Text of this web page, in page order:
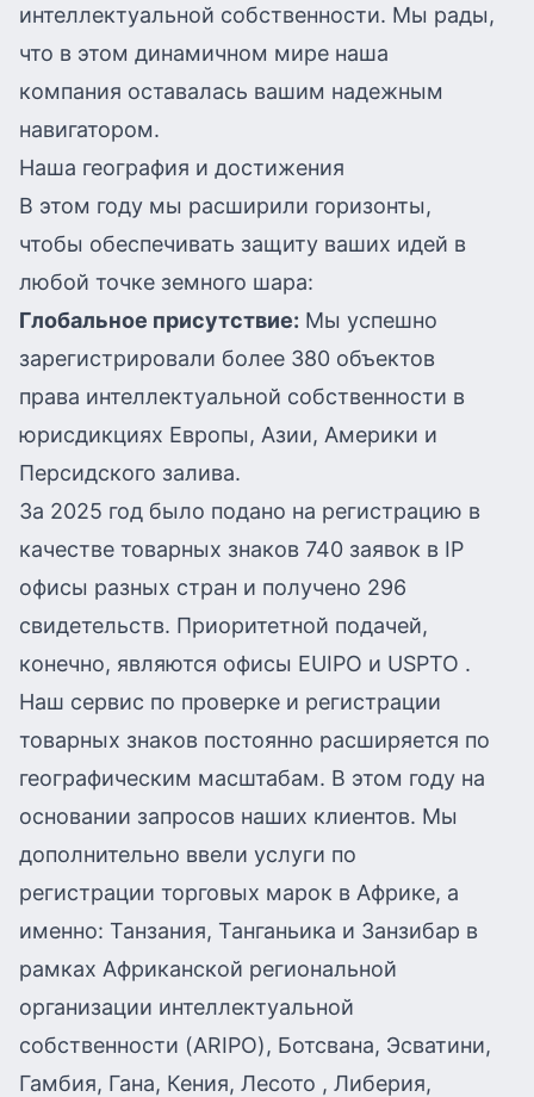
интеллектуальной собственности. Мы рады,
что в этом динамичном мире наша
компания оставалась вашим надежным
навигатором.
Наша география и достижения
В этом году мы расширили горизонты,
чтобы обеспечивать защиту ваших идей в
любой точке земного шара:
Глобальное присутствие: Мы успешно
зарегистрировали более 380 объектов
права интеллектуальной собственности в
юрисдикциях Европы, Азии, Америки и
Персидского залива.
За 2025 год было подано на регистрацию в
качестве товарных знаков 740 заявок в IP
офисы разных стран и получено 296
свидетельств. Приоритетной подачей,
конечно, являются офисы EUIPO и USPTO .
Наш сервис по проверке и регистрации
товарных знаков постоянно расширяется по
географическим масштабам. В этом году на
основании запросов наших клиентов. Мы
дополнительно ввели услуги по
регистрации торговых марок в Африке, а
именно: Танзания, Танганьика и Занзибар в
рамках Африканской региональной
организации интеллектуальной
собственности (ARIPO), Ботсвана, Эсватини,
Гамбия, Гана, Кения, Лесото , Либерия,